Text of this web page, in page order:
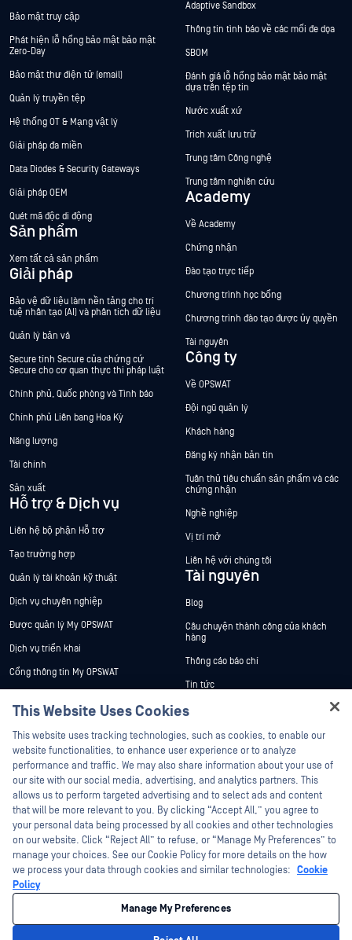
Bảo mật truy cập
Phát hiện lỗ hổng bảo mật bảo mật
Zero-Day
Bảo mật thư điện tử (email)
Quản lý truyền tệp
Hệ thống OT & Mạng vật lý
Giải pháp đa miền
Data Diodes & Security Gateways
Giải pháp OEM
Quét mã độc di động
Sản phẩm
Xem tất cả sản phẩm
Giải pháp
Bảo vệ dữ liệu làm nền tảng cho trí
tuệ nhân tạo (AI) và phân tích dữ liệu
Quản lý bản vá
Secure tính Secure của chứng cứ
Secure cho cơ quan thực thi pháp luật
Chính phủ, Quốc phòng và Tình báo
Chính phủ Liên bang Hoa Kỳ
Năng lượng
Tài chính
Sản xuất
Hỗ trợ & Dịch vụ
Liên hệ bộ phận Hỗ trợ
Tạo trường hợp
Quản lý tài khoản kỹ thuật
Dịch vụ chuyên nghiệp
Được quản lý My OPSWAT
Dịch vụ triển khai
Cổng thông tin My OPSWAT
Chương trình Xử lý Lỗ hổng Bảo mật
Đối tác
Chứng nhận
Đối tác công nghệ
Chương trình đối tác kênh phân phối
Adaptive Sandbox
Thông tin tình báo về các mối đe dọa
SBOM
Đánh giá lỗ hổng bảo mật bảo mật
dựa trên tệp tin
Nước xuất xứ
Trích xuất lưu trữ
Trung tâm Công nghệ
Trung tâm nghiên cứu
Academy
Về Academy
Chứng nhận
Đào tạo trực tiếp
Chương trình học bổng
Chương trình đào tạo được ủy quyền
Tài nguyên
Công ty
Về OPSWAT
Đội ngũ quản lý
Khách hàng
Đăng ký nhận bản tin
Tuân thủ tiêu chuẩn sản phẩm và các
chứng nhận
Nghề nghiệp
Vị trí mở
Liên hệ với chúng tôi
Tài nguyên
Blog
Câu chuyện thành công của khách
hàng
Thông cáo báo chí
Tin tức
Sự kiện
Hội thảo trên trực tuyến
Datasheets
White Papers
Công cụ miễn phí
©2026 OPSWAT Công ty TNHH. Mọi quyền được bảo lưu. OPSWAT , MetaDefender
Metascan, MetaAccess , cái OPSWAT Logo, Không tin tưởng bất kỳ tệp tin nào.
Không tin tưởng bất kỳ thiết bị nào. OPSWAT Academy Bảo vệ thế giới cơ sở hạ
tầng trọng yếu Deep CDR™ Technology, InQuest, Logo InQuest, DFI, RetroHunt, Deep
File Inspection và Join the Hunt là các nhãn hiệu thương mại của OPSWAT Các
nhãn hiệu của bên thứ ba là tài sản của chủ sở hữu tương ứng.
This Website Uses Cookies
This website uses tracking technologies, such as cookies, to enable our
website functionalities, to enhance user experience or to analyze
performance and traffic. We may also share information about your use of
our site with our social media, advertising, and analytics partners. This
allows us to perform targeted advertising and to select ads and content
that will be more relevant to you. By clicking “Accept All,” you agree to
your personal data being processed by all cookies and other technologies
on our website. Click “Reject All” to refuse, or “Manage My Preferences” to
manage your choices. See our Cookie Policy for more details on the how
we process your data through cookies and similar technologies: Cookie
Policy
Manage My Preferences
Hey there!
I'm Ozzy, your OPSWAT virtual assistant.
How can I help you secure what's critical
today?